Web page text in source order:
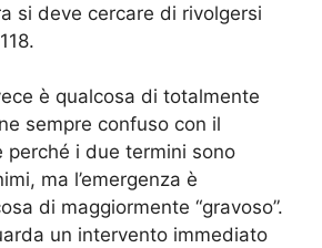
si deve cercare di rivolgersi
è qualcosa di totalmente
sempre confuso con il
perché i due termini sono
ma l’emergenza è
di maggiormente “gravoso”.
un intervento immediato